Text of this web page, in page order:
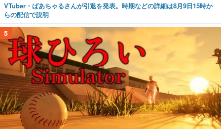
VTuber・ばあちゃるさんが引退を発表。時期などの詳細は8月9日15時か
らの配信で説明
5